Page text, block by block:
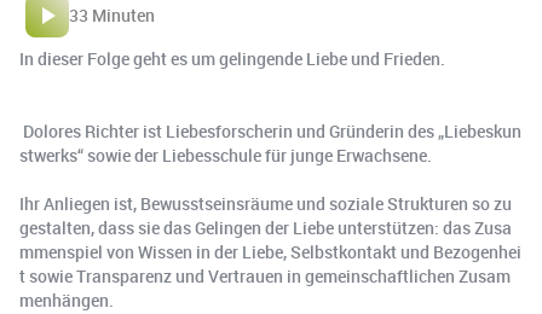
33 Minuten
In dieser Folge geht es um gelingende Liebe und Frieden.
Dolores Richter ist Liebesforscherin und Gründerin des „Liebeskun
stwerks“ sowie der Liebesschule für junge Erwachsene.
Ihr Anliegen ist, Bewusstseinsräume und soziale Strukturen so zu
gestalten, dass sie das Gelingen der Liebe unterstützen: das Zusa
mmenspiel von Wissen in der Liebe, Selbstkontakt und Bezogenhei
t sowie Transparenz und Vertrauen in gemeinschaftlichen Zusam
menhängen.